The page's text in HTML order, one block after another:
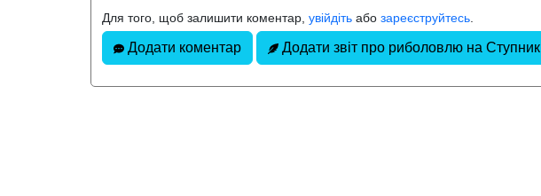
Для того, щоб залишити коментар, увійдіть або зареєструйтесь
Додати коментар Додати звіт про риболовлю на Ступник